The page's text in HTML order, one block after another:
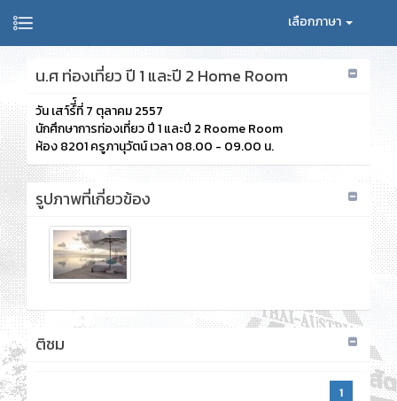
เลือกภาษา
น.ศ ท่องเที่ยว ปี 1 และปี 2 Home Room
วัน เสา์ร์ี่์ที่ 7 ตุลาคม 2557
นักศึกษาการท่องเที่ยว ปี 1 และปี 2 Roome Room
ห้อง 8201 ครูภานุวัตน์ เวลา 08.00 - 09.00 น.
รูปภาพที่เกี่ยวข้อง
ติชม
1